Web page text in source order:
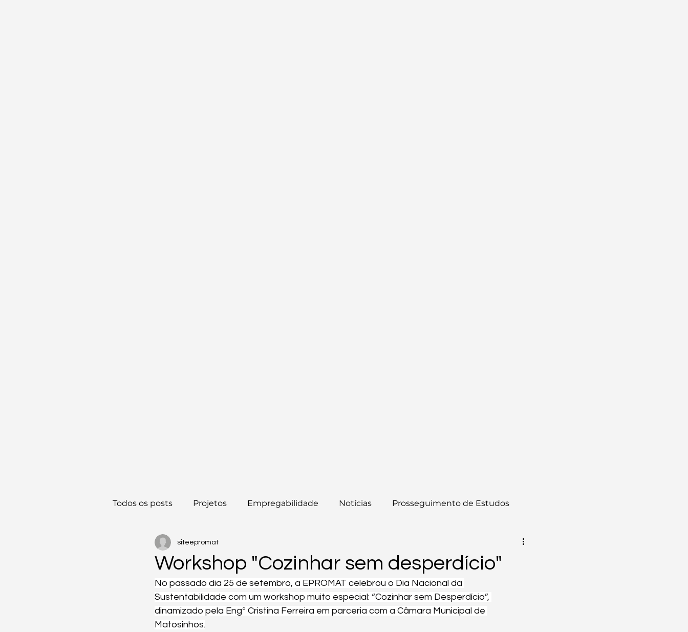
Todos os posts Projetos Empregabilidade Notícias Prosseguimento de Estudos
Workshop "Cozinhar sem desperdício"
siteepromat
No passado dia 25 de setembro, a EPROMAT celebrou o Dia Nacional da
Sustentabilidade com um workshop muito especial: “Cozinhar sem Desperdício”,
dinamizado pela Engª Cristina Ferreira em parceria com a Câmara Municipal de
Matosinhos.